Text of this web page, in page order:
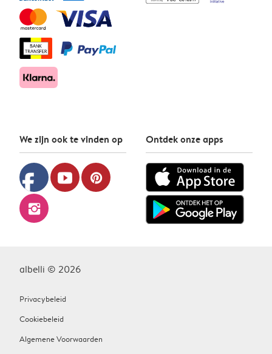
We zijn ook te vinden op
facebook youtube pinterest
instagram
Ontdek onze apps
albelli © 2026
Privacybeleid
Cookiebeleid
Algemene Voorwaarden